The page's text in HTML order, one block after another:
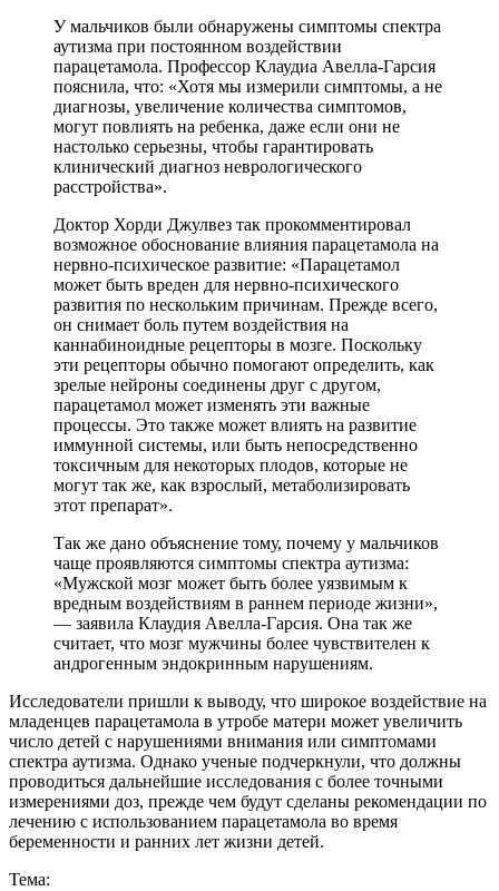
У мальчиков были обнаружены симптомы спектра
аутизма при постоянном воздействии
парацетамола. Профессор Клаудиа Авелла-Гарсия
пояснила, что: «Хотя мы измерили симптомы, а не
диагнозы, увеличение количества симптомов,
могут повлиять на ребенка, даже если они не
настолько серьезны, чтобы гарантировать
клинический диагноз неврологического
расстройства».
Доктор Хорди Джулвез так прокомментировал
возможное обоснование влияния парацетамола на
нервно-психическое развитие: «Парацетамол
может быть вреден для нервно-психического
развития по нескольким причинам. Прежде всего,
он снимает боль путем воздействия на
каннабиноидные рецепторы в мозге. Поскольку
эти рецепторы обычно помогают определить, как
зрелые нейроны соединены друг с другом,
парацетамол может изменять эти важные
процессы. Это также может влиять на развитие
иммунной системы, или быть непосредственно
токсичным для некоторых плодов, которые не
могут так же, как взрослый, метаболизировать
этот препарат».
Так же дано объяснение тому, почему у мальчиков
чаще проявляются симптомы спектра аутизма:
«Мужской мозг может быть более уязвимым к
вредным воздействиям в раннем периоде жизни»,
— заявила Клаудия Авелла-Гарсия. Она так же
считает, что мозг мужчины более чувствителен к
андрогенным эндокринным нарушениям.
Исследователи пришли к выводу, что широкое воздействие на
младенцев парацетамола в утробе матери может увеличить
число детей с нарушениями внимания или симптомами
спектра аутизма. Однако ученые подчеркнули, что должны
проводиться дальнейшие исследования с более точными
измерениями доз, прежде чем будут сделаны рекомендации по
лечению с использованием парацетамола во время
беременности и ранних лет жизни детей.
Тема: